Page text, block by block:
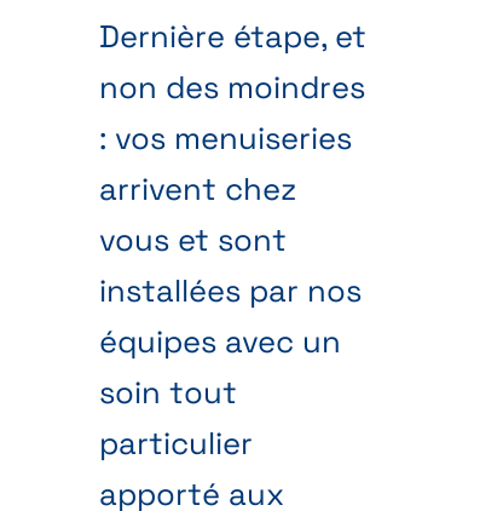
Dernière étape, et
non des moindres
: vos menuiseries
arrivent chez
vous et sont
installées par nos
équipes avec un
soin tout
particulier
apporté aux